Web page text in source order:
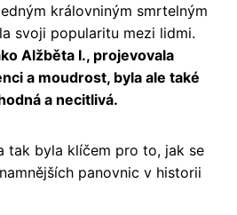
královniným smrtelným
svoji popularitu mezi lidmi.
Alžběta I., projevovala
a moudrost, byla ale také
a necitlivá.
tak byla klíčem pro to, jak se
panovnic v historii